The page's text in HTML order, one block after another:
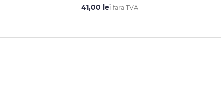
41,00 lei fara TVA